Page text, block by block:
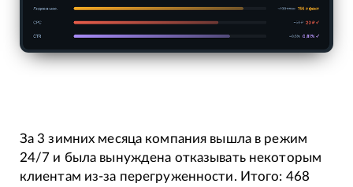
За 3 зимних месяца компания вышла в режим
24/7 и была вынуждена отказывать некоторым
клиентам из-за перегруженности. Итого: 468